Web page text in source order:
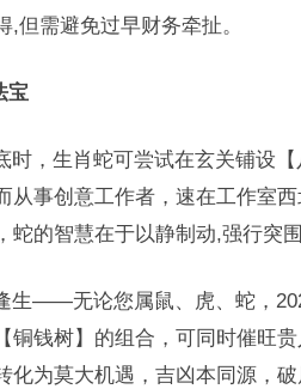
但需避免过早财务牵扯。
宝
时，生肖蛇可尝试在玄关铺设
从事创意工作者，速在工作室
蛇的智慧在于以静制动,强行突围
生——无论您属鼠、虎、蛇，
铜钱树】的组合，可同时催旺
化为莫大机遇，吉凶本同源，